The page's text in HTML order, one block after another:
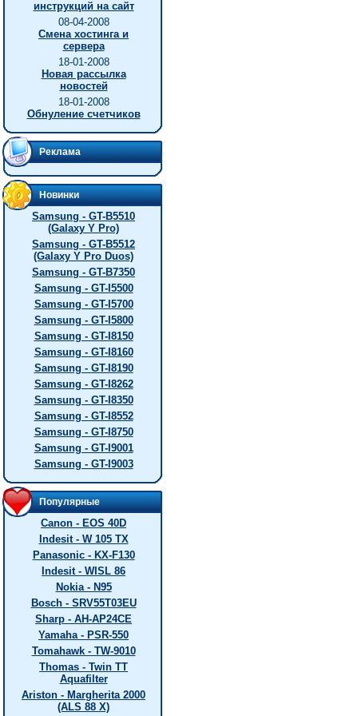
инструкций на сайт
08-04-2008
Смена хостинга и
сервера
18-01-2008
Новая рассылка
новостей
18-01-2008
Обнуление счетчиков
Реклама
Новинки
Samsung - GT-B5510
(Galaxy Y Pro)
Samsung - GT-B5512
(Galaxy Y Pro Duos)
Samsung - GT-B7350
Samsung - GT-I5500
Samsung - GT-I5700
Samsung - GT-I5800
Samsung - GT-I8150
Samsung - GT-I8160
Samsung - GT-I8190
Samsung - GT-I8262
Samsung - GT-I8350
Samsung - GT-I8552
Samsung - GT-I8750
Samsung - GT-I9001
Samsung - GT-I9003
Популярные
Canon - EOS 40D
Indesit - W 105 TX
Panasonic - KX-F130
Indesit - WISL 86
Nokia - N95
Bosch - SRV55T03EU
Sharp - AH-AP24CE
Yamaha - PSR-550
Tomahawk - TW-9010
Thomas - Twin TT
Aquafilter
Ariston - Margherita 2000
(ALS 88 X)